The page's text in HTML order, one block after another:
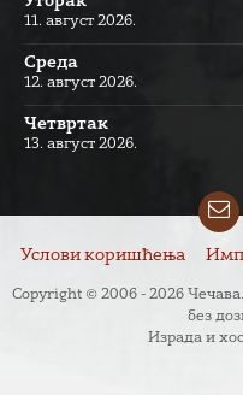
11. август 2026.
Cреда
12. август 2026.
Четвртак
13. август 2026.
Услови коришћења
Copyright © 2006 - 2026
без
Израда и